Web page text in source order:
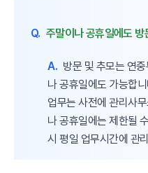
Q. 주말이나 공휴일에도
A. 방문 및 추모는 연
나 공휴일에도 가능합
업무는 사전에 관리사
나 공휴일에는 제한될
시 평일 업무시간에 관